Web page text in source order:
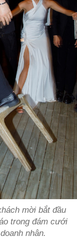
mời bắt đầu
trong đám cưới
nhân.